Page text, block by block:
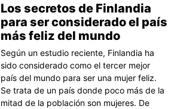
Los secretos de Finlandia
para ser considerado el país
más feliz del mundo
Según un estudio reciente, Finlandia ha
sido considerado como el tercer mejor
país del mundo para ser una mujer feliz.
Se trata de un país donde poco más de la
mitad de la población son mujeres. De